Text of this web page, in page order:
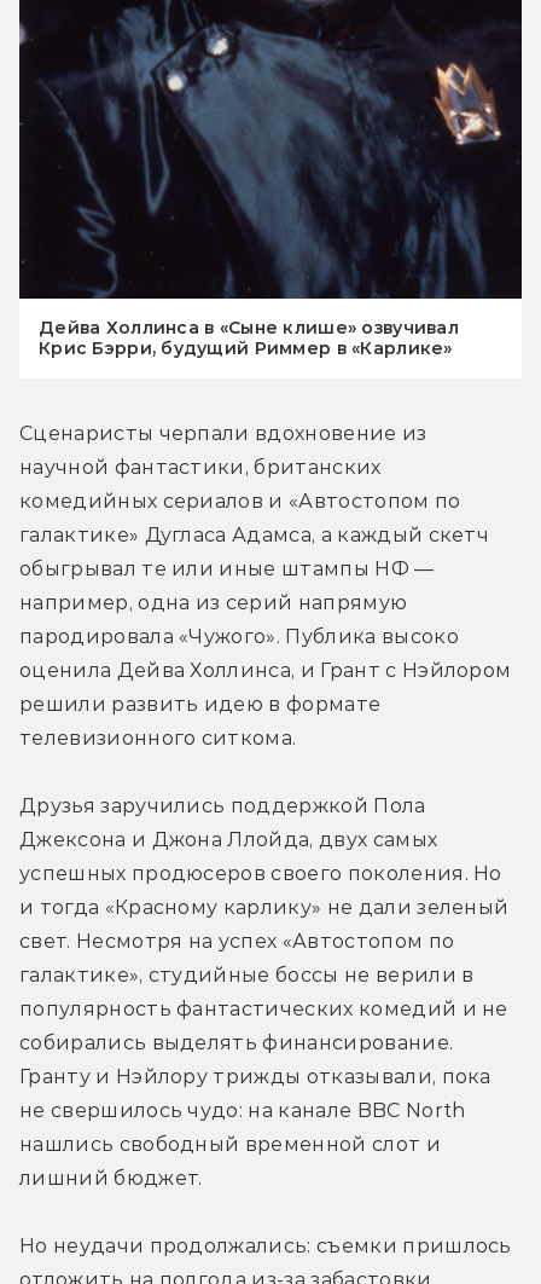
Дейва Холлинса в «Сыне клише» озвучивал
Крис Бэрри, будущий Риммер в «Карлике»
Сценаристы черпали вдохновение из
научной фантастики, британских
комедийных сериалов и «Автостопом по
галактике» Дугласа Адамса, а каждый скетч
обыгрывал те или иные штампы НФ —
например, одна из серий напрямую
пародировала «Чужого». Публика высоко
оценила Дейва Холлинса, и Грант с Нэйлором
решили развить идею в формате
телевизионного ситкома.
Друзья заручились поддержкой Пола
Джексона и Джона Ллойда, двух самых
успешных продюсеров своего поколения. Но
и тогда «Красному карлику» не дали зеленый
свет. Несмотря на успех «Автостопом по
галактике», студийные боссы не верили в
популярность фантастических комедий и не
собирались выделять финансирование.
Гранту и Нэйлору трижды отказывали, пока
не свершилось чудо: на канале BBC North
нашлись свободный временной слот и
лишний бюджет.
Но неудачи продолжались: съемки пришлось